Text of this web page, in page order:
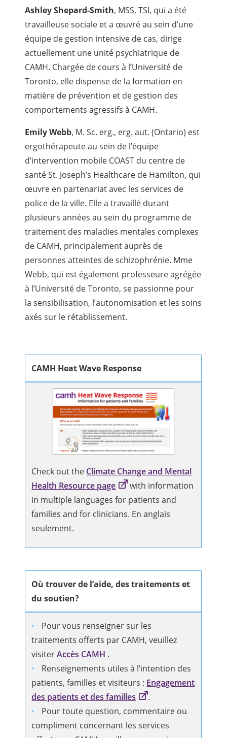
Ashley Shepard-Smith, MSS, TSI, qui a été
travailleuse sociale et a œuvré au sein d’une
équipe de gestion intensive de cas, dirige
actuellement une unité psychiatrique de
CAMH. Chargée de cours à l’Université de
Toronto, elle dispense de la formation en
matière de prévention et de gestion des
comportements agressifs à CAMH.
Emily Webb, M. Sc. erg., erg. aut. (Ontario) est
ergothérapeute au sein de l’équipe
d’intervention mobile COAST du centre de
santé St. Joseph’s Healthcare de Hamilton, qui
œuvre en partenariat avec les services de
police de la ville. Elle a travaillé durant
plusieurs années au sein du programme de
traitement des maladies mentales complexes
de CAMH, principalement auprès de
personnes atteintes de schizophrénie. Mme
Webb, qui est également professeure agrégée
à l’Université de Toronto, se passionne pour
la sensibilisation, l’autonomisation et les soins
axés sur le rétablissement.
CAMH Heat Wave Response
Check out the Climate Change and Mental
Health Resource page
with information
in multiple languages for patients and
families and for clinicians. En anglais
seulement.
Où trouver de l’aide, des traitements et
du soutien?
Pour vous renseigner sur les
traitements offerts par CAMH, veuillez
visiterAccès CAMH .
Renseignements utiles à l’intention des
patients, familles et visiteurs : Engagement
des patients et des familles
.
Pour toute question, commentaire ou
compliment concernant les services